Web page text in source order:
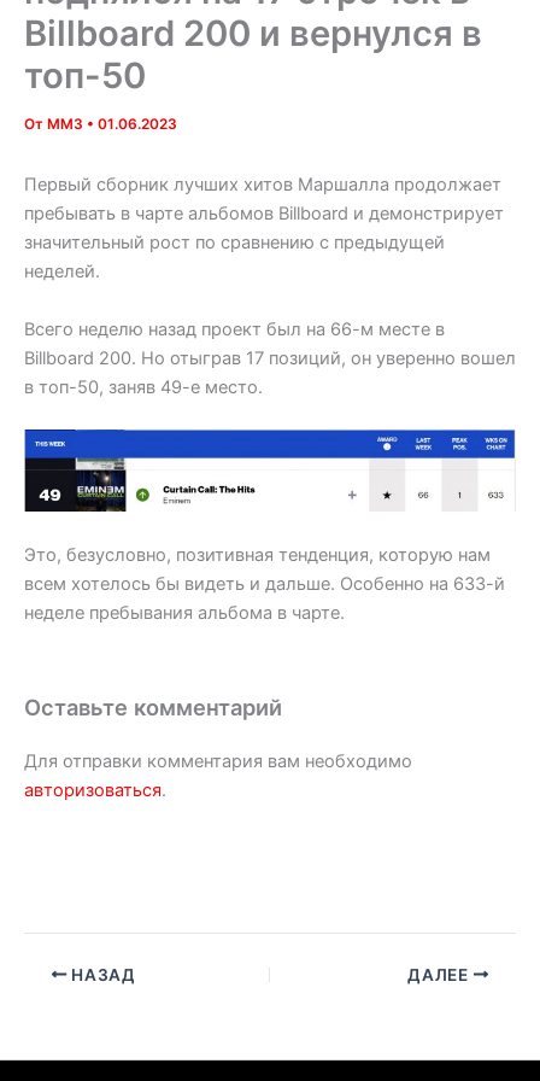
Billboard 200 и вернулся в
топ-50
От MM3 • 01.06.2023
Первый сборник лучших хитов Маршалла продолжает
пребывать в чарте альбомов Billboard и демонстрирует
значительный рост по сравнению с предыдущей
неделей.
Всего неделю назад проект был на 66-м месте в
Billboard 200. Но отыграв 17 позиций, он уверенно вошел
в топ-50, заняв 49-е место.
Это, безусловно, позитивная тенденция, которую нам
всем хотелось бы видеть и дальше. Особенно на 633-й
неделе пребывания альбома в чарте.
Оставьте комментарий
Для отправки комментария вам необходимо
авторизоваться.
НАЗАД ДАЛЕЕ